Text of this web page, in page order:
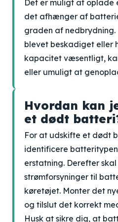
Det er muligt at oplade
det afhænger af
graden af
blevet beskadiget eller
kapacitet væsentligt,
eller umuligt at
Hvordan kan
et dødt
For at udskifte et dødt
identificere
erstatning. Derefter
strømforsyninger til
køretøjet. Monter det
og tilslut det korrekt
Husk at sikre dig, at